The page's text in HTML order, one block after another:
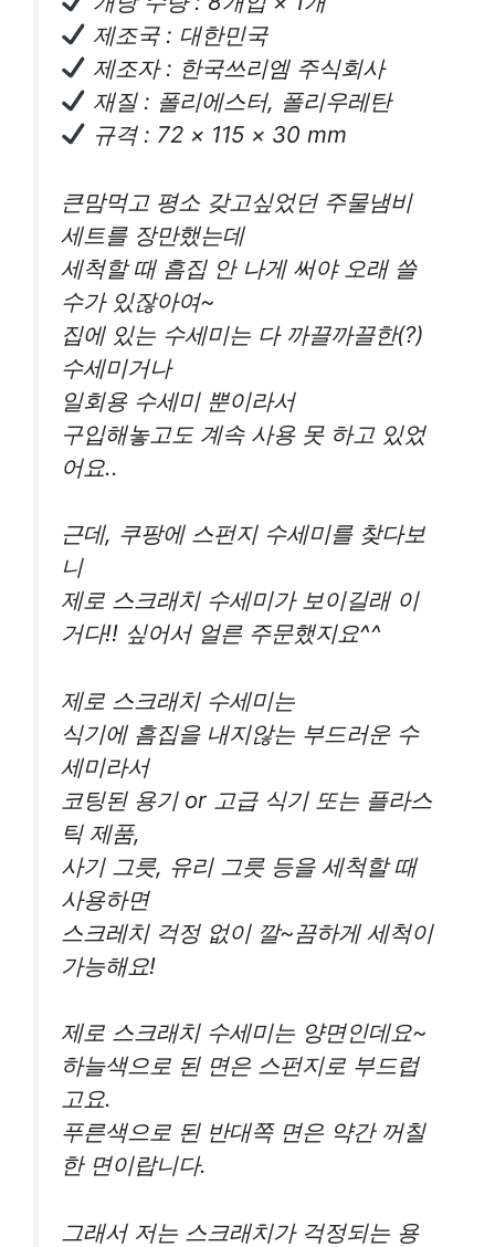
제조국 : 대한민국
제조자 : 한국쓰리엠 주식회사
재질 : 폴리에스터, 폴리우레탄
규격 : 72 × 115 × 30 mm
큰맘먹고 평소 갖고싶었던 주물냄비
세트를 장만했는데
세척할 때 흠집 안 나게 써야 오래 쓸
수가 있잖아여~
집에 있는 수세미는 다 까끌까끌한(?)
수세미거나
일회용 수세미 뿐이라서
구입해놓고도 계속 사용 못 하고 있었
어요..
근데, 쿠팡에 스펀지 수세미를 찾다보
니
제로 스크래치 수세미가 보이길래 이
거다!! 싶어서 얼른 주문했지요^^
제로 스크래치 수세미는
식기에 흠집을 내지않는 부드러운 수
세미라서
코팅된 용기 or 고급 식기 또는 플라스
틱 제품,
사기 그릇, 유리 그릇 등을 세척할 때
사용하면
스크레치 걱정 없이 깔~끔하게 세척이
가능해요!
제로 스크래치 수세미는 양면인데요~
하늘색으로 된 면은 스펀지로 부드럽
고요.
푸른색으로 된 반대쪽 면은 약간 꺼칠
한 면이랍니다.
그래서 저는 스크래치가 걱정되는 용